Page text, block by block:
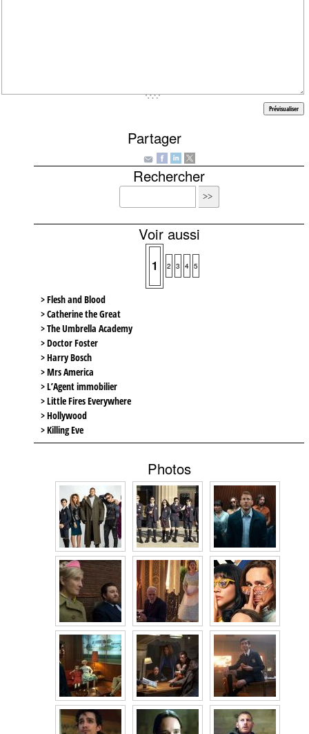
Partager
Rechercher
Voir aussi
1 2 3 4 5
> Flesh and Blood
> Catherine the Great
> The Umbrella Academy
> Doctor Foster
> Harry Bosch
> Mrs America
> L’Agent immobilier
> Little Fires Everywhere
> Hollywood
> Killing Eve
Photos